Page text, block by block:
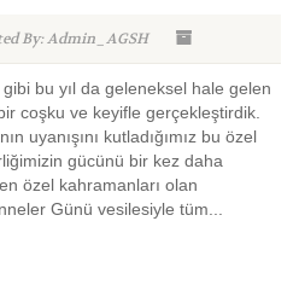
By: Admin_AGSH
bu yıl da geleneksel hale gelen
coşku ve keyifle gerçekleştirdik.
uyanışını kutladığımız bu özel
gücünü bir kez daha
özel kahramanları olan
Günü vesilesiyle tüm...